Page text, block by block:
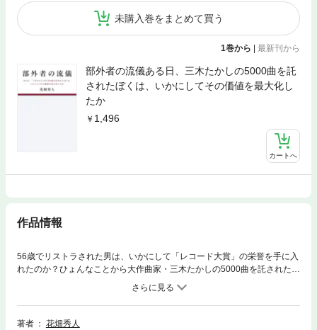
未購入巻をまとめて買う
1巻から 最新刊から
部外者の流儀ある日、三木たかしの5000曲を託
されたぼくは、いかにしてその価値を最大化し
たか
1,496
カートへ
作品情報
56歳でリストラされた男は、いかにして「レコード大賞」の栄誉を手に入
れたのか？ひょんなことから大作曲家・三木たかしの5000曲を託されたも
のの、何もかもが未経験。五里霧中の音楽業界でビジネスに挑んだ男が見
つけた「部外者の流儀」とは？知恵もない、武器もない、だけどそれが武
器になる異動、転勤、転職、再雇用、起業・・・誰だって、いつかは部外
者になる。そのとき頼れるものとは？圧倒的経験値から導き出される、令
著者
花畑秀人